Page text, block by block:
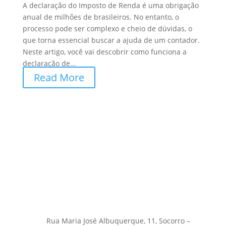
A declaração do Imposto de Renda é uma obrigação
anual de milhões de brasileiros. No entanto, o
processo pode ser complexo e cheio de dúvidas, o
que torna essencial buscar a ajuda de um contador.
Neste artigo, você vai descobrir como funciona a
declaração de...
Read More
Rua Maria José Albuquerque, 11, Socorro –